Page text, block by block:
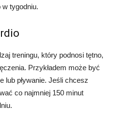
w tygodniu.
treningu, który podnosi tętno,
Przykładem może być
lub pływanie. Jeśli chcesz
co najmniej 150 minut